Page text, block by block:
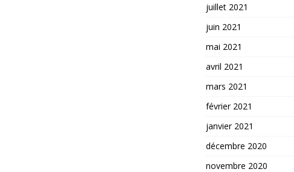
juillet 2021
juin 2021
mai 2021
avril 2021
mars 2021
février 2021
janvier 2021
décembre 2020
novembre 2020